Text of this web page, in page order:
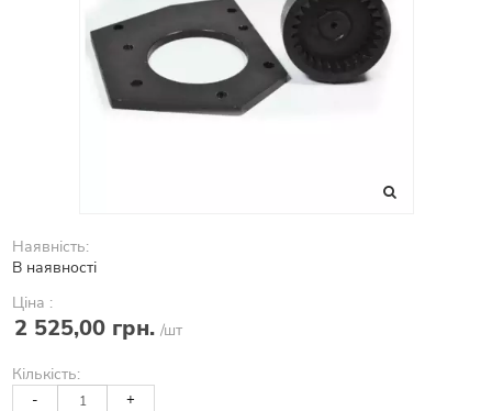
Наявність:
В наявності
Ціна :
2 525,00 грн. /шт
Кількість:
- +